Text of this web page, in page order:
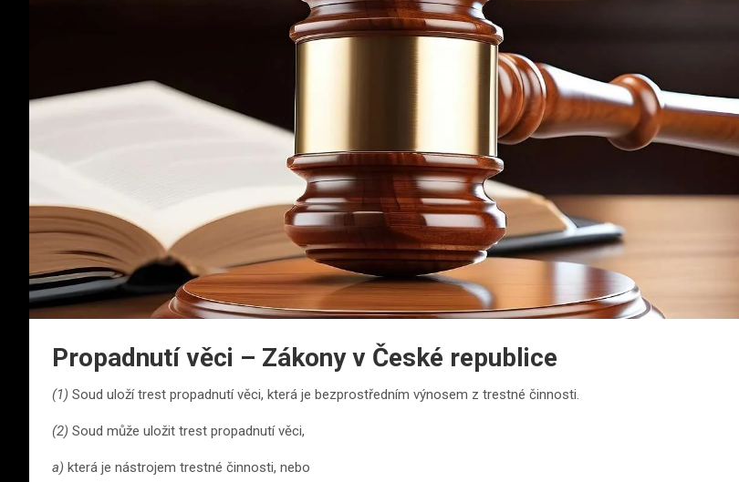
Propadnutí věci – Zákony v České republice
(1) Soud uloží trest propadnutí věci, která je bezprostředním výnosem z trestné činnosti.
(2) Soud může uložit trest propadnutí věci,
a) která je nástrojem trestné činnosti, nebo